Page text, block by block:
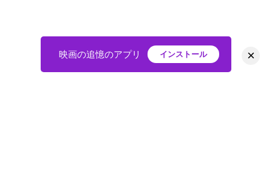
映画の追憶のアプリ インストール ×